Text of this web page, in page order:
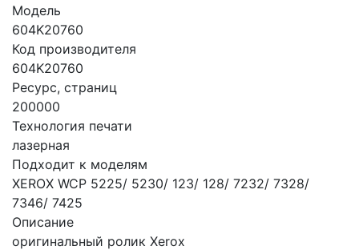
Модель
604K20760
Код производителя
604K20760
Ресурс, страниц
200000
Технология печати
лазерная
Подходит к моделям
XEROX WCP 5225/ 5230/ 123/ 128/ 7232/ 7328/
7346/ 7425
Описание
оригинальный ролик Xerox